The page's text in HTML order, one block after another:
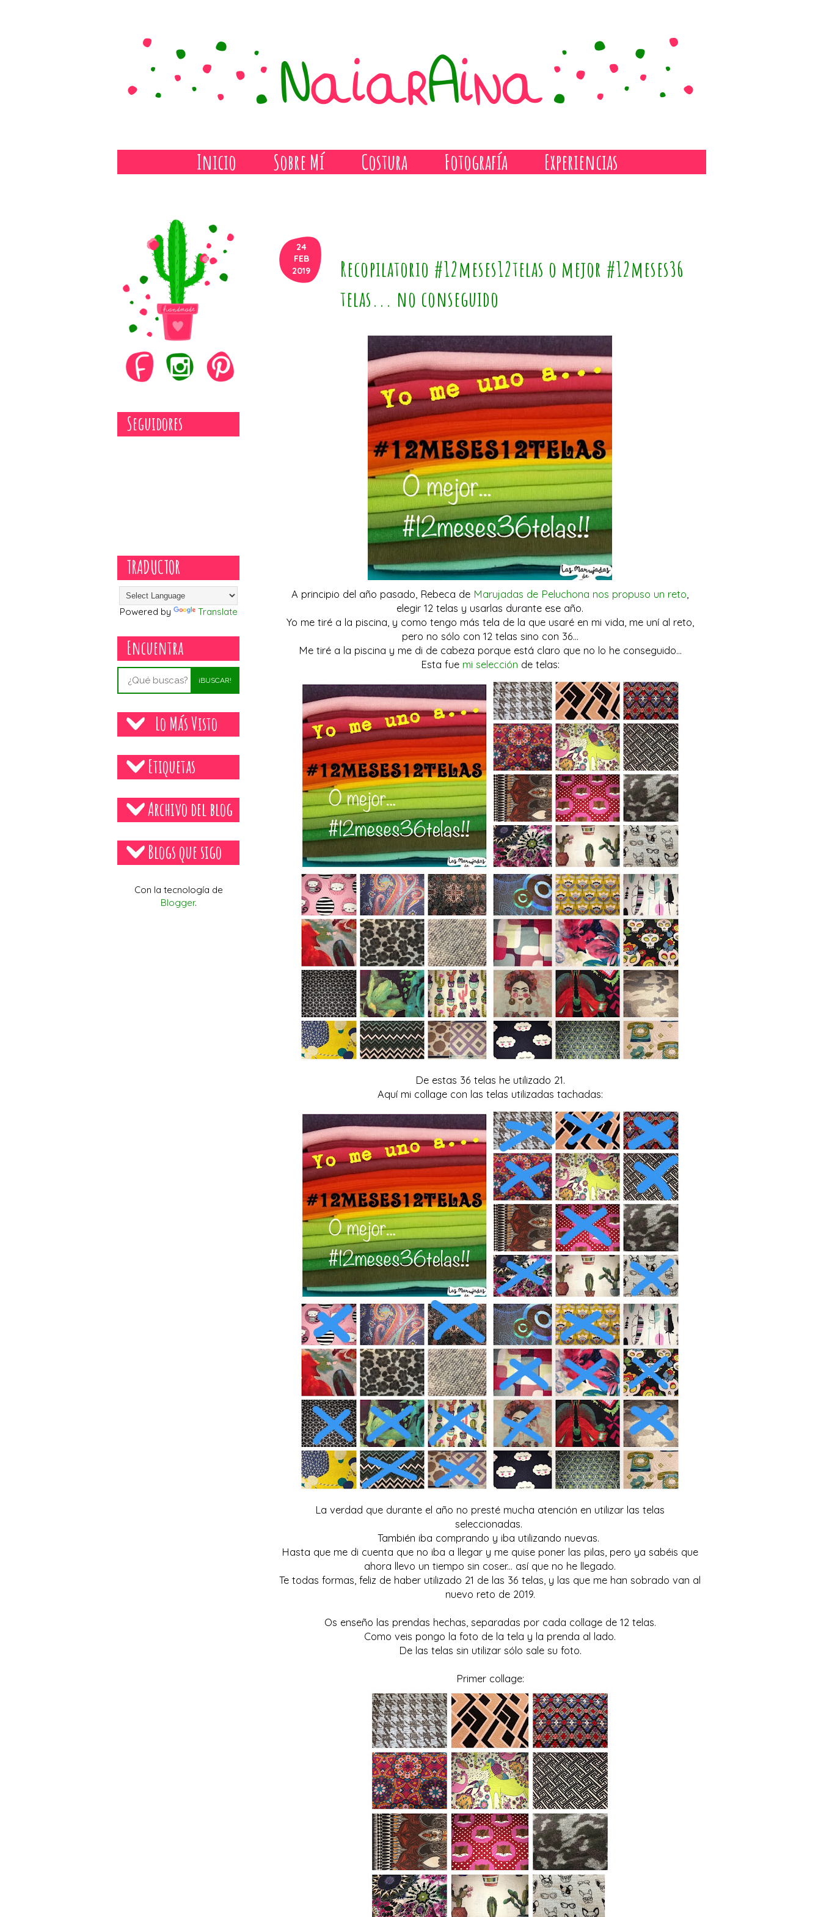
Inicio Sobre Mí Costura Fotografía Experiencias
24
FEB
2019
Recopilatorio #12meses12telas o mejor #12meses36
telas... no conseguido
A principio del año pasado, Rebeca de Marujadas de Peluchona nos propuso un reto,
elegir 12 telas y usarlas durante ese año.
Yo me tiré a la piscina, y como tengo más tela de la que usaré en mi vida, me uní al reto,
pero no sólo con 12 telas sino con 36...
Me tiré a la piscina y me di de cabeza porque está claro que no lo he conseguido...
Esta fue mi selección de telas:
De estas 36 telas he utilizado 21.
Aquí mi collage con las telas utilizadas tachadas:
La verdad que durante el año no presté mucha atención en utilizar las telas
seleccionadas.
También iba comprando y iba utilizando nuevas.
Hasta que me di cuenta que no iba a llegar y me quise poner las pilas, pero ya sabéis que
ahora llevo un tiempo sin coser... así que no he llegado.
Te todas formas, feliz de haber utilizado 21 de las 36 telas, y las que me han sobrado van al
nuevo reto de 2019.
Os enseño las prendas hechas, separadas por cada collage de 12 telas.
Como veis pongo la foto de la tela y la prenda al lado.
De las telas sin utilizar sólo sale su foto.
Primer collage:
Seguidores
TRADUCTOR
Powered by Translate
Encuentra
¡BUSCAR!
Lo Más Visto
Etiquetas
Archivo del blog
Blogs que sigo
Con la tecnología de
Blogger.